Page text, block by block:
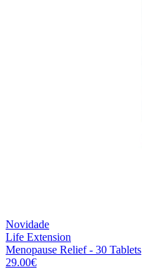
Novidade
Life Extension
Menopause Relief - 30 Tablets
29.00€